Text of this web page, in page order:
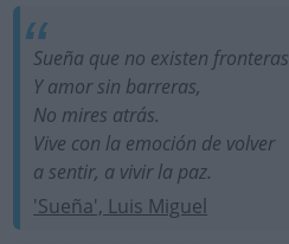
Sueña que no existen fronteras
Y amor sin barreras,
No mires atrás.
Vive con la emoción de volver
a sentir, a vivir la paz.
'Sueña', Luis Miguel